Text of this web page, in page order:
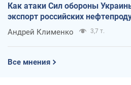
Как атаки Сил обороны
экспорт российских
Андрей Клименко 3,7 т.
Все мнения